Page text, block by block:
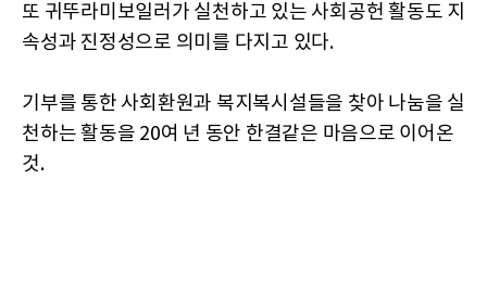
또 귀뚜라미보일러가 실천하고 있는 사회공헌 활동도 지
속성과 진정성으로 의미를 다지고 있다.
기부를 통한 사회환원과 복지복시설들을 찾아 나눔을 실
천하는 활동을 20여 년 동안 한결같은 마음으로 이어온
것.